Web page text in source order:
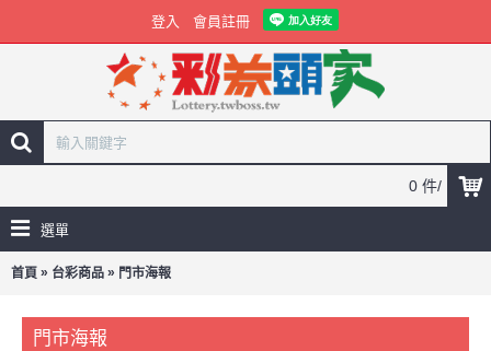
登入 會員註冊
0 件/
選單
首頁 » 台彩商品 » 門市海報
門市海報